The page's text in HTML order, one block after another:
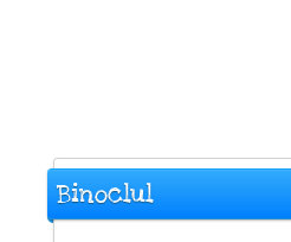
Binoclul